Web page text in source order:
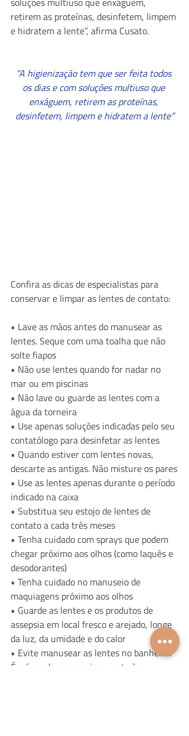
retirem as proteínas, desinfetem, limpem
e hidratem a lente”, afirma Cusato.
“A higienização tem que ser feita todos
os dias e com soluções multiuso que
enxáguem, retirem as proteínas,
desinfetem, limpem e hidratem a lente”
Confira as dicas de especialistas para
conservar e limpar as lentes de contato:
• Lave as mãos antes do manusear as
lentes. Seque com uma toalha que não
solte fiapos
• Não use lentes quando for nadar no
mar ou em piscinas
• Não lave ou guarde as lentes com a
água da torneira
• Use apenas soluções indicadas pelo seu
contatólogo para desinfetar as lentes
• Quando estiver com lentes novas,
descarte as antigas. Não misture os pares
• Use as lentes apenas durante o período
indicado na caixa
• Substitua seu estojo de lentes de
contato a cada três meses
• Tenha cuidado com sprays que podem
chegar próximo aos olhos (como laquês e
desodorantes)
• Tenha cuidado no manuseio de
maquiagens próximo aos olhos
• Guarde as lentes e os produtos de
assepsia em local fresco e arejado, longe
da luz, da umidade e do calor
• Evite manusear as lentes no banheiro.
É a área da casa mais exposta às